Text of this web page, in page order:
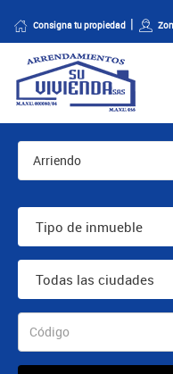
Consigna tu propiedad
Tipo de inmueble
Todas las ciudades